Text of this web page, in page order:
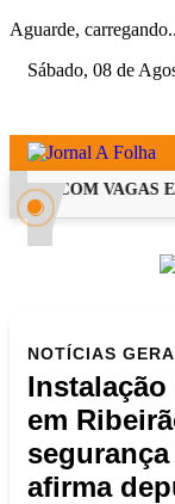
Aguarde,
Sábado, 08 de
PSS COM VAGAS
NOTÍCIAS
em
afirma